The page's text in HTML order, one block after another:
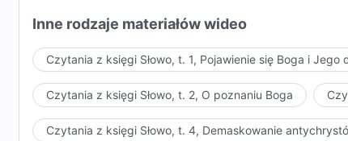
Boga w ciele, a nie dziełem Boga w Jego
największym i najgłębszym dziełem, a kluczową
wcielenia. Gruntowne zepsucie człowieka jest
dzieło wykonywane wobec ludzi w dniach
kaliber każdego rodzaju człowieka jest dość
właściwy efekt, bez żadnych wad; jest to efekt
Inne rodzaje materiałów wideo
Czytania z księgi Słowo, t. 1, Pojawienie się Boga i Jego
Czytania z księgi Słowo, t. 2, O poznaniu Boga
Czytania z księgi Słowo, t. 4, Demaskowanie